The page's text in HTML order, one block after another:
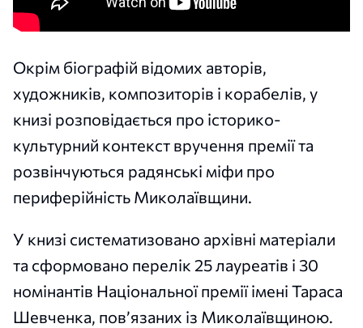
Окрім біографій відомих авторів,
художників, композиторів і корабелів, у
книзі розповідається про історико-
культурний контекст вручення премії та
розвінчуються радянські міфи про
периферійність Миколаївщини.
У книзі систематизовано архівні матеріали
та сформовано перелік 25 лауреатів і 30
номінантів Національної премії імені Тараса
Шевченка, пов’язаних із Миколаївщиною.